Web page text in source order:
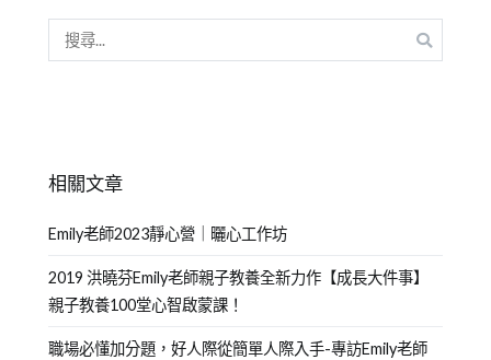
相關文章
Emily老師2023靜心營｜曬心工作坊
2019 洪曉芬Emily老師親子教養全新力作【成長大件事】
親子教養100堂心智啟蒙課！
職場必懂加分題，好人際從簡單人際入手-專訪Emily老師